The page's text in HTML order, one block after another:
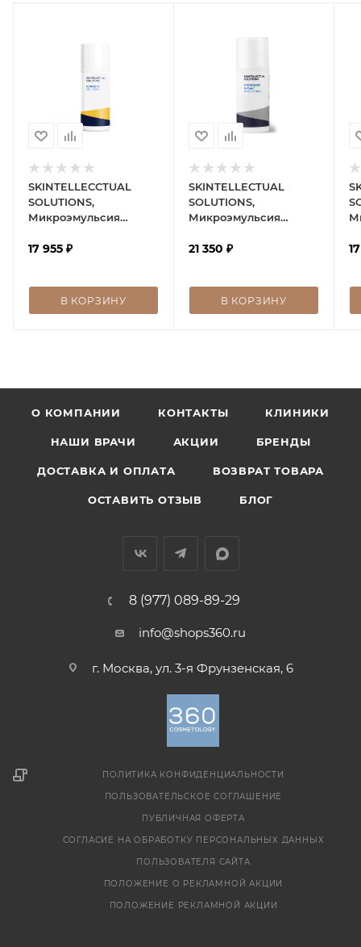
SKINTELLECCTUAL
SOLUTIONS,
Микроэмульсия
17 955 ₽
В КОРЗИНУ
SKINTELLECTUAL
SOLUTIONS,
Микроэмульсия
21 350 ₽
В КОРЗИНУ
О КОМПАНИИ КОНТАКТЫ КЛИНИКИ
НАШИ ВРАЧИ АКЦИИ БРЕНДЫ
ДОСТАВКА И ОПЛАТА ВОЗВРАТ ТОВАРА
ОСТАВИТЬ ОТЗЫВ БЛОГ
8 (977) 089-89-29
info@shops360.ru
г. Москва, ул. 3-я Фрунзенская, 6
ПОЛИТИКА КОНФИДЕНЦИАЛЬНОСТИ
ПОЛЬЗОВАТЕЛЬСКОЕ СОГЛАШЕНИЕ
ПУБЛИЧНАЯ ОФЕРТА
СОГЛАСИЕ НА ОБРАБОТКУ ПЕРСОНАЛЬНЫХ ДАННЫХ
ПОЛЬЗОВАТЕЛЯ САЙТА
ПОЛОЖЕНИЕ О РЕКЛАМНОЙ АКЦИИ
ПОЛОЖЕНИЕ РЕКЛАМНОЙ АКЦИИ